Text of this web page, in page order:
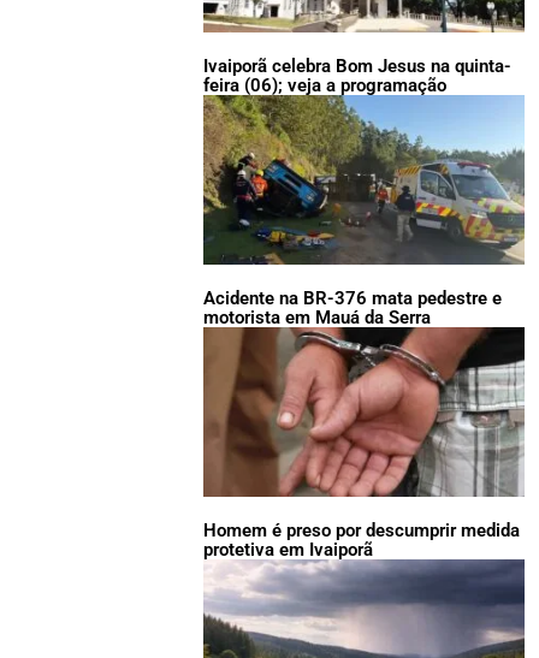
Ivaiporã celebra Bom Jesus na quinta-
feira (06); veja a programação
Acidente na BR-376 mata pedestre e
motorista em Mauá da Serra
Homem é preso por descumprir medida
protetiva em Ivaiporã